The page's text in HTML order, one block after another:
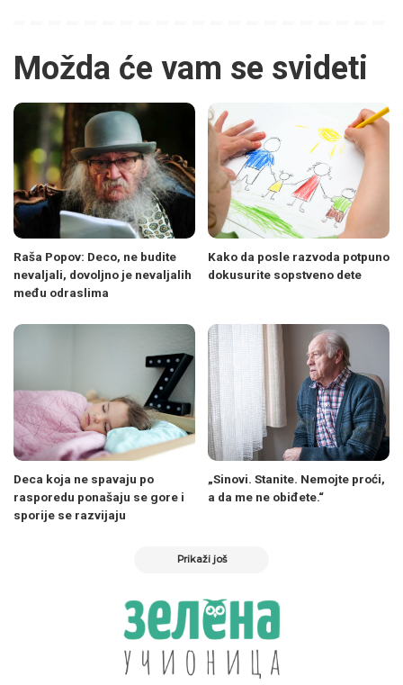
Možda će vam se svideti
Raša Popov: Deco, ne budite
nevaljali, dovoljno je nevaljalih
među odraslima
Kako da posle razvoda potpuno
dokusurite sopstveno dete
Deca koja ne spavaju po
rasporedu ponašaju se gore i
sporije se razvijaju
„Sinovi. Stanite. Nemojte proći,
a da me ne obiđete.“
Prikaži još